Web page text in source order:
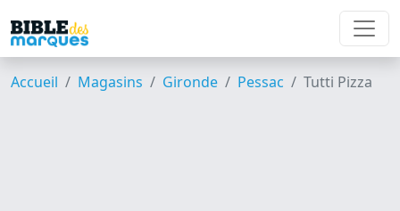
Accueil Magasins Gironde Pessac Tutti Pizza